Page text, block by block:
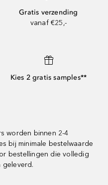
Gratis verzending
vanaf €25,-
Kies 2 gratis samples**
worden binnen 2-4
bij minimale bestelwaarde
bestellingen die volledig